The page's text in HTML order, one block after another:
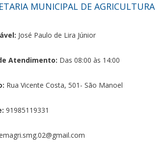
MUNICIPAL DE AGRICULTURA
José Paulo de Lira Júnior
Atendimento: Das 08:00 às 14:00
Rua Vicente Costa, 501- São Manoel
91985119331